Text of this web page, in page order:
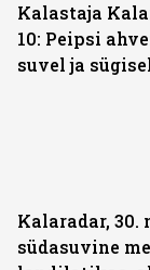
Kalastaja
10: Peipsi
suvel ja
Kalaradar, 30.
südasuvine